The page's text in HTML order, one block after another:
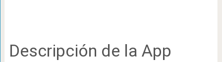
Descripción de la App